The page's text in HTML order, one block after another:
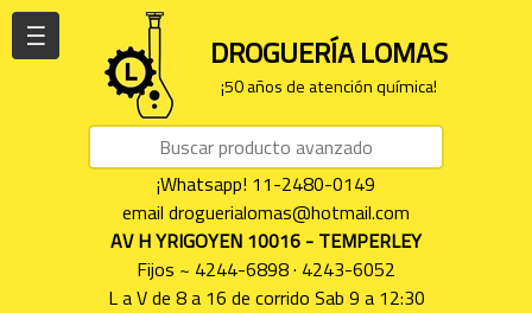
DROGUERÍA LOMAS
¡50 años de atención química!
¡Whatsapp! 11-2480-0149
email droguerialomas@hotmail.com
AV H YRIGOYEN 10016 - TEMPERLEY
Fijos ~ 4244-6898 · 4243-6052
L a V de 8 a 16 de corrido Sab 9 a 12:30
| | |